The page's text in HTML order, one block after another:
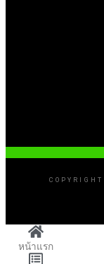
หน้าแรก